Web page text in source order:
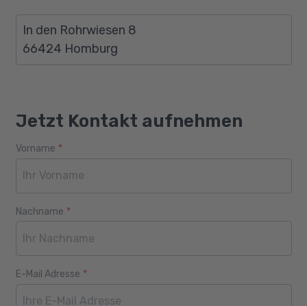
In den Rohrwiesen 8
66424 Homburg
Jetzt Kontakt aufnehmen
Webseite
Alter
Vorname *
Nachname *
E-Mail Adresse *